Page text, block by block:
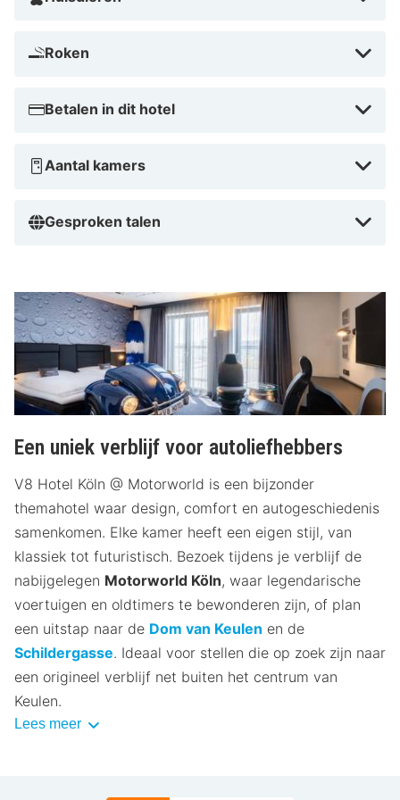
Roken
Betalen in dit hotel
Aantal kamers
Gesproken talen
Een uniek verblijf voor autoliefhebbers
V8 Hotel Köln @ Motorworld is een bijzonder
themahotel waar design, comfort en autogeschiedenis
samenkomen. Elke kamer heeft een eigen stijl, van
klassiek tot futuristisch. Bezoek tijdens je verblijf de
nabijgelegen Motorworld Köln, waar legendarische
voertuigen en oldtimers te bewonderen zijn, of plan
een uitstap naar de Dom van Keulen en de
Schildergasse. Ideaal voor stellen die op zoek zijn naar
een origineel verblijf net buiten het centrum van
Keulen.
Lees meer